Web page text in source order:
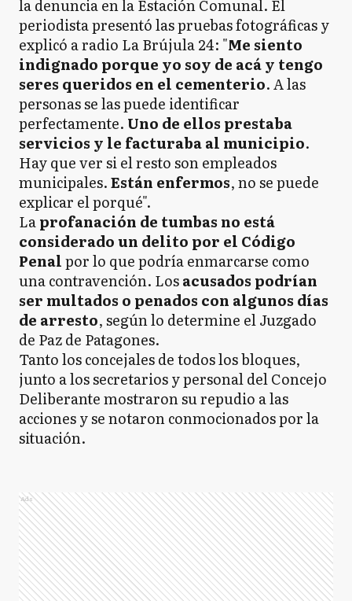
la denuncia en la Estación Comunal. El
periodista presentó las pruebas fotográficas y
explicó a radio La Brújula 24: "Me siento
indignado porque yo soy de acá y tengo
seres queridos en el cementerio. A las
personas se las puede identificar
perfectamente. Uno de ellos prestaba
servicios y le facturaba al municipio.
Hay que ver si el resto son empleados
municipales.Están enfermos, no se puede
explicar el porqué".
Laprofanación de tumbas no está
considerado un delito por el Código
Penalpor lo que podría enmarcarse como
una contravención. Losacusados podrían
ser multados o penados con algunos días
de arresto, según lo determine el Juzgado
de Paz de Patagones.
Tanto los concejales de todos los bloques,
junto a los secretarios y personal del Concejo
Deliberante mostraron su repudio a las
acciones y se notaron conmocionados por la
situación.
Ads